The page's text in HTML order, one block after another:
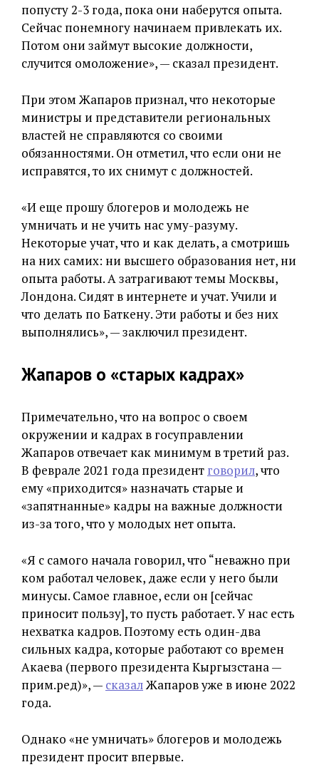
попусту 2-3 года, пока они наберутся опыта.
Сейчас понемногу начинаем привлекать их.
Потом они займут высокие должности,
случится омоложение», — сказал президент.
При этом Жапаров признал, что некоторые
министры и представители региональных
властей не справляются со своими
обязанностями. Он отметил, что если они не
исправятся, то их снимут с должностей.
«И еще прошу блогеров и молодежь не
умничать и не учить нас уму-разуму.
Некоторые учат, что и как делать, а смотришь
на них самих: ни высшего образования нет, ни
опыта работы. А затрагивают темы Москвы,
Лондона. Сидят в интернете и учат. Учили и
что делать по Баткену. Эти работы и без них
выполнялись», — заключил президент.
Жапаров о «старых кадрах»
Примечательно, что на вопрос о своем
окружении и кадрах в госуправлении
Жапаров отвечает как минимум в третий раз.
В феврале 2021 года президент говорил, что
ему «приходится» назначать старые и
«запятнанные» кадры на важные должности
из-за того, что у молодых нет опыта.
«Я с самого начала говорил, что “неважно при
ком работал человек, даже если у него были
минусы. Самое главное, если он [сейчас
приносит пользу], то пусть работает. У нас есть
нехватка кадров. Поэтому есть один-два
сильных кадра, которые работают со времен
Акаева (первого президента Кыргызстана —
прим.ред)», — сказалЖапаров уже в июне 2022
года.
Однако «не умничать» блогеров и молодежь
президент просит впервые.